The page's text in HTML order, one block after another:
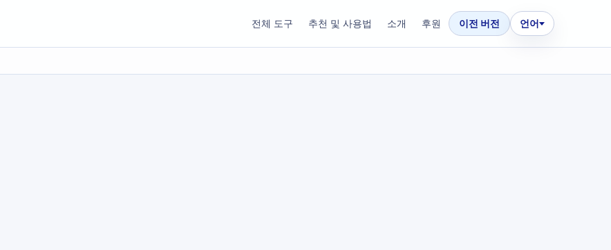
전체 도구 추천 및 사용법 소개 후원 이전 버전 언어